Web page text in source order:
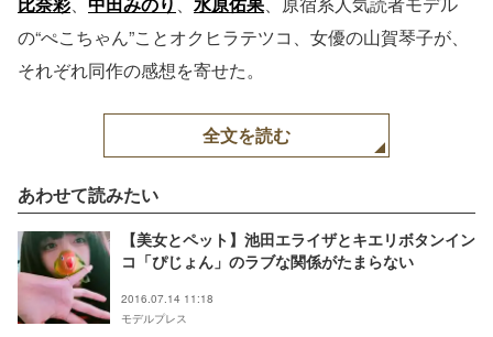
の“ぺこちゃん”ことオクヒラテツコ、女優の山賀琴子が、
それぞれ同作の感想を寄せた。
全文を読む
あわせて読みたい
【美女とペット】池田エライザとキエリボタンイン
コ「ぴじょん」のラブな関係がたまらない
2016.07.14 11:18
モデルプレス